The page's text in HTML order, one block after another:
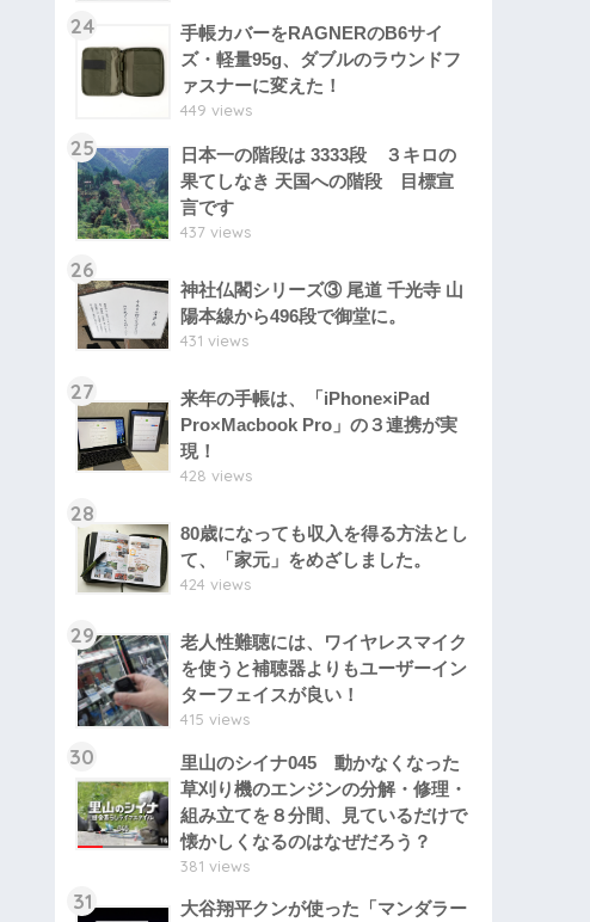
24
手帳カバーをRAGNERのB6サイ
ズ・軽量95g、ダブルのラウンドフ
ァスナーに変えた！
449 views
25
日本一の階段は 3333段 ３キロの
果てしなき 天国への階段 目標宣
言です
437 views
26
神社仏閣シリーズ③ 尾道 千光寺 山
陽本線から496段で御堂に。
431 views
27
来年の手帳は、「iPhone×iPad
Pro×Macbook Pro」の３連携が実
現！
428 views
28
80歳になっても収入を得る方法とし
て、「家元」をめざしました。
424 views
29
老人性難聴には、ワイヤレスマイク
を使うと補聴器よりもユーザーイン
ターフェイスが良い！
415 views
30
里山のシイナ045 動かなくなった
草刈り機のエンジンの分解・修理・
組み立てを８分間、見ているだけで
懐かしくなるのはなぜだろう？
381 views
31 大谷翔平クンが使った「マンダラー